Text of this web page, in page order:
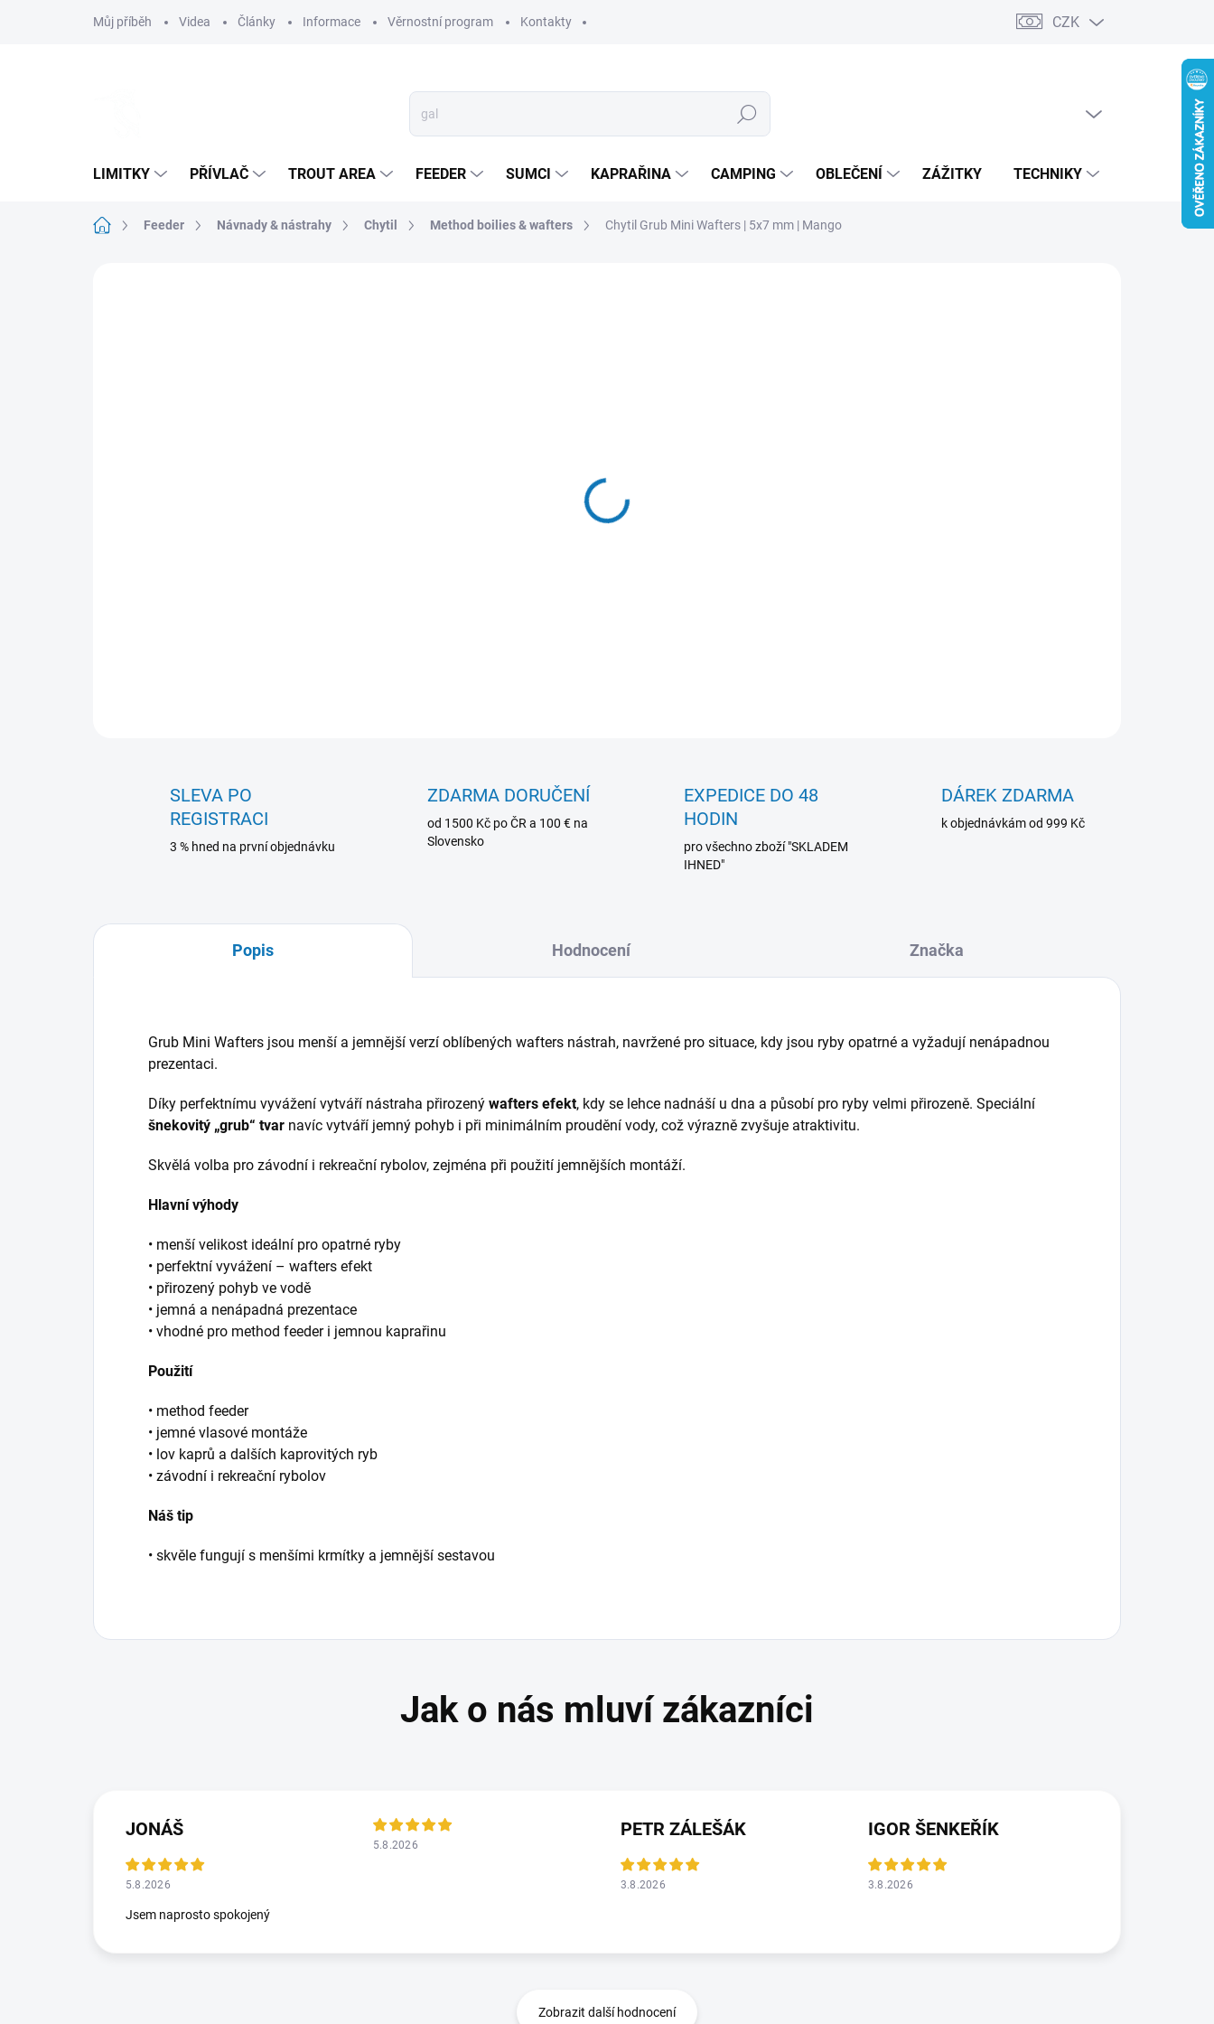
Můj příběh Videa Články Informace Věrnostní program Kontakty CZK
Hledat
LIMITKY PŘÍVLAČ TROUT AREA FEEDER SUMCI KAPRAŘINA CAMPING OBLEČENÍ ZÁŽITKY TECHNIKY LUTONINA
Domů Feeder Návnady & nástrahy Chytil Method boilies & wafters Chytil Grub Mini Wafters | 5x7 mm | Mango
Grub Mini Wafters jsou menší a jemnější verzí oblíbených wafters nástrah,
SLEVA PO
REGISTRACI
3 % hned na první objednávku
ZDARMA DORUČENÍ
od 1500 Kč po ČR a 100 € na
Slovensko
EXPEDICE DO 48
HODIN
pro všechno zboží "SKLADEM
IHNED"
DÁREK ZDARMA
k objednávkám od 999 Kč
Popis Hodnocení Značka
Grub Mini Wafters jsou menší a jemnější verzí oblíbených wafters nástrah, navržené pro situace, kdy jsou ryby opatrné a vyžadují nenápadnou
prezentaci.
Díky perfektnímu vyvážení vytváří nástraha přirozený wafters efekt, kdy se lehce nadnáší u dna a působí pro ryby velmi přirozeně. Speciální
šnekovitý „grub“ tvar navíc vytváří jemný pohyb i při minimálním proudění vody, což výrazně zvyšuje atraktivitu.
Skvělá volba pro závodní i rekreační rybolov, zejména při použití jemnějších montáží.
Hlavní výhody
• menší velikost ideální pro opatrné ryby
• perfektní vyvážení – wafters efekt
• přirozený pohyb ve vodě
• jemná a nenápadná prezentace
• vhodné pro method feeder i jemnou kaprařinu
Použití
• method feeder
• jemné vlasové montáže
• lov kaprů a dalších kaprovitých ryb
• závodní i rekreační rybolov
Náš tip
• skvěle fungují s menšími krmítky a jemnější sestavou
JONÁŠ
5.8.2026
Jsem naprosto spokojený
5.8.2026
PETR ZÁLEŠÁK
3.8.2026
IGOR ŠENKEŘÍK
3.8.2026
Zobrazit další hodnocení